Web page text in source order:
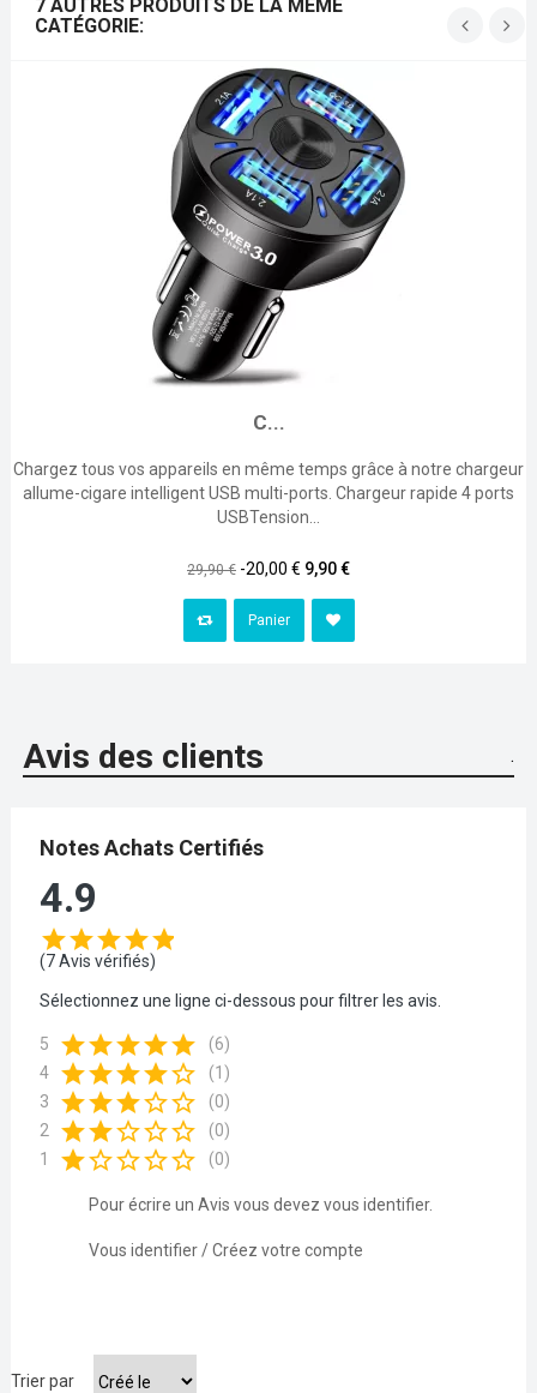
7 AUTRES PRODUITS DE LA MÊME
CATÉGORIE:
C...
Chargez tous vos appareils en même temps grâce à notre chargeur
allume-cigare intelligent USB multi-ports. Chargeur rapide 4 ports
USBTension...
Prix
29,90 € -20,00 € Prix
9,90 €
Panier
Avis des clients .
Notes Achats Certifiés
4.9
starstarstarstarstar
(7 Avis vérifiés)
Sélectionnez une ligne ci-dessous pour filtrer les avis.
5 starstarstarstarstar
(6)
4
starstarstarstarstar_border
(1)
3
starstarstarstar_borderstar_border
(0)
2
starstarstar_borderstar_borderstar_border
(0)
1
starstar_borderstar_borderstar_borderstar_border (0)
Pour écrire un Avis vous devez vous identifier.
Vous identifier / Créez votre compte
Trier par